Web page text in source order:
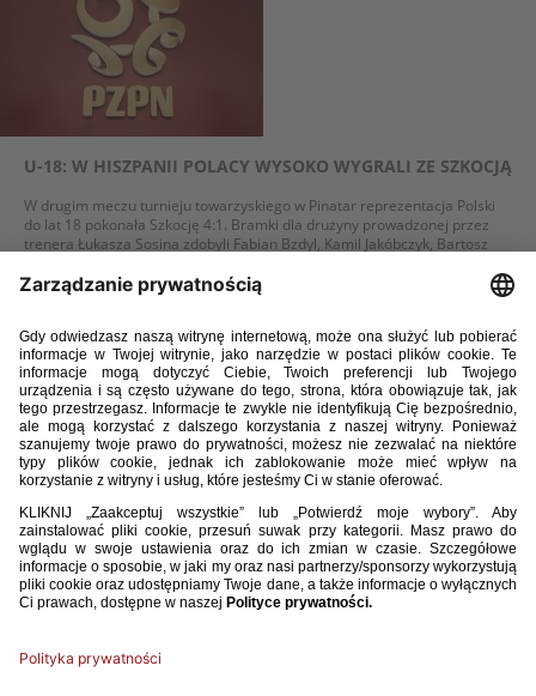
U-18: W HISZPANII POLACY WYSOKO WYGRALI ZE SZKOCJĄ
W drugim meczu turnieju towarzyskiego w Pinatar reprezentacja Polski
do lat 18 pokonała Szkocję 4:1. Bramki dla drużyny prowadzonej przez
trenera Łukasza Sosina zdobyli Fabian Bzdyl, Kamil Jakóbczyk, Bartosz
20 / 03 / 25
U-18: WALIA LEPSZA O JEDNĄ BRAMKĘ
Reprezentacja Polski do lat 18 przegrała 0:1 w towarzyskim meczu
z Walią w ramach turnieju w Hiszpanii.